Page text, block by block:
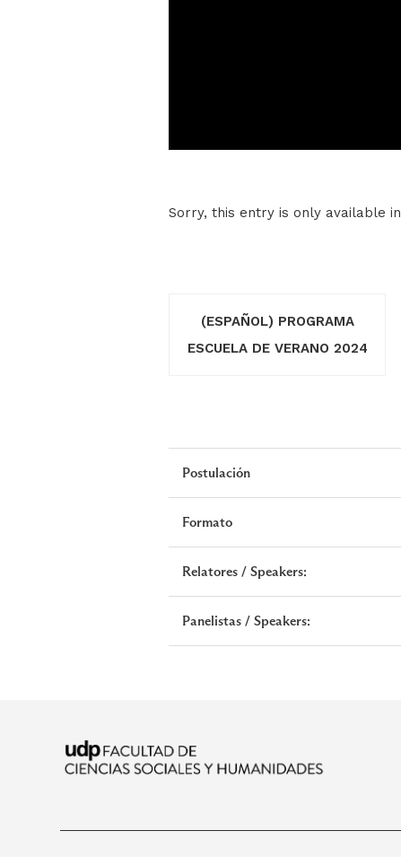
Sorry, this entry is only available in
(ESPAÑOL) PROGRAMA
ESCUELA DE VERANO 2024
Postulación
Formato
Relatores / Speakers:
Panelistas / Speakers: